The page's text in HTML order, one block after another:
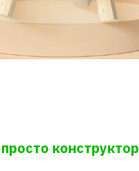
конструктор